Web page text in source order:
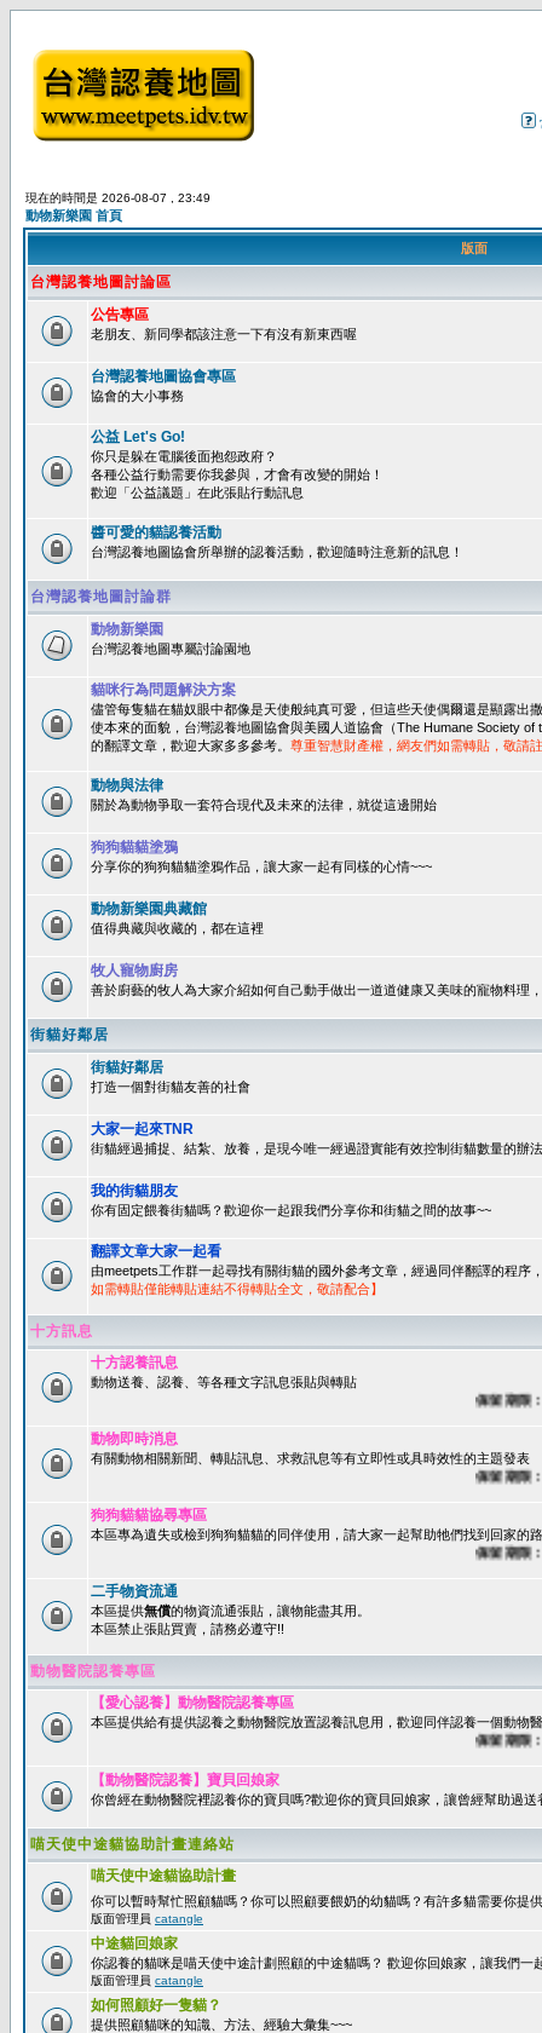
現在的時間是 2026-08-07 , 23:49
動物新樂園 首頁
版面
台灣認養地圖討論區
公告專區
老朋友、新同學都該注意一下有沒有新東西喔
台灣認養地圖協會專區
協會的大小事務
公益 Let's Go!
你只是躲在電腦後面抱怨政府？
各種公益行動需要你我參與，才會有改變的開始！
歡迎「公益議題」在此張貼行動訊息
醬可愛的貓認養活動
台灣認養地圖協會所舉辦的認養活動，歡迎隨時注意新的訊息！
台灣認養地圖討論群
動物新樂園
台灣認養地圖專屬討論園地
貓咪行為問題解決方案
儘管每隻貓在貓奴眼中都像是天使般純真可愛，但這些天使偶爾還是顯露出
使本來的面貌，台灣認養地圖協會與美國人道協會（The Humane Society
的翻譯文章，歡迎大家多多參考。 尊重智慧財產權，網友們如需轉貼，敬請
動物與法律
關於為動物爭取一套符合現代及未來的法律，就從這邊開始
狗狗貓貓塗鴉
分享你的狗狗貓貓塗鴉作品，讓大家一起有同樣的心情~~~
動物新樂園典藏館
值得典藏與收藏的，都在這裡
牧人寵物廚房
善於廚藝的牧人為大家介紹如何自己動手做出一道道健康又美味的寵物料理
街貓好鄰居
街貓好鄰居
打造一個對街貓友善的社會
大家一起來TNR
街貓經過捕捉、結紮、放養，是現今唯一經過證實能有效控制街貓數量的辦
我的街貓朋友
你有固定餵養街貓嗎？歡迎你一起跟我們分享你和街貓之間的故事~~
翻譯文章大家一起看
由meetpets工作群一起尋找有關街貓的國外參考文章，經過同伴翻譯的程序
如需轉貼僅能轉貼連結不得轉貼全文，敬請配合】
十方訊息
十方認養訊息
動物送養、認養、等各種文字訊息張貼與轉貼
保留期限：60
動物即時消息
有關動物相關新聞、轉貼訊息、求救訊息等有立即性或具時效性的主題發表
保留期限：45
狗狗貓貓協尋專區
本區專為遺失或檢到狗狗貓貓的同伴使用，請大家一起幫助牠們找到回家的
保留期限：60
二手物資流通
本區提供無償的物資流通張貼，讓物能盡其用。
本區禁止張貼買賣，請務必遵守!!
動物醫院認養專區
【愛心認養】動物醫院認養專區
本區提供給有提供認養之動物醫院放置認養訊息用，歡迎同伴認養一個動物
保留期限：60
【動物醫院認養】寶貝回娘家
你曾經在動物醫院裡認養你的寶貝嗎?歡迎你的寶貝回娘家，讓曾經幫助過
喵天使中途貓協助計畫連絡站
喵天使中途貓協助計畫
你可以暫時幫忙照顧貓嗎？你可以照顧要餵奶的幼貓嗎？有許多貓需要你提
版面管理員 catangle
中途貓回娘家
你認養的貓咪是喵天使中途計劃照顧的中途貓嗎？ 歡迎你回娘家，讓我們一
版面管理員 catangle
如何照顧好一隻貓？
提供照顧貓咪的知識、方法、經驗大彙集~~~